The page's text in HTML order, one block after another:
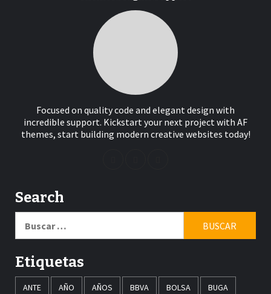
Focused on quality code and elegant design with
incredible support. Kickstart your next project with AF
themes, start building modern creative websites today!
Search
Etiquetas
ANTE AÑO AÑOS BBVA BOLSA BUGA